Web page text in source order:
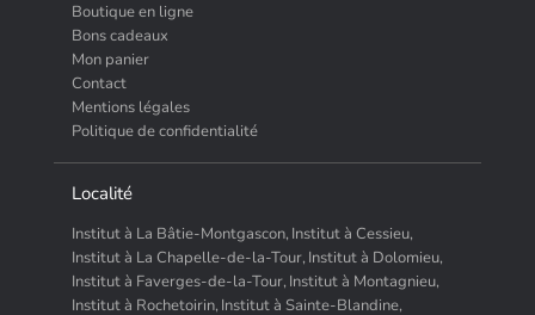
Boutique en ligne
Bons cadeaux
Mon panier
Contact
Mentions légales
Politique de confidentialité
Localité
Institut à La Bâtie-Montgascon, Institut à Cessieu,
Institut à La Chapelle-de-la-Tour, Institut à Dolomieu,
Institut à Faverges-de-la-Tour, Institut à Montagnieu,
Institut à Rochetoirin, Institut à Sainte-Blandine,